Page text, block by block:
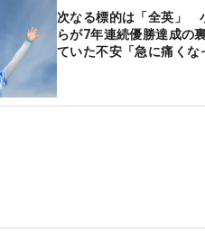
次なる標的は「全英」
らが7年連続優勝達成の
ていた不安「急に痛くな